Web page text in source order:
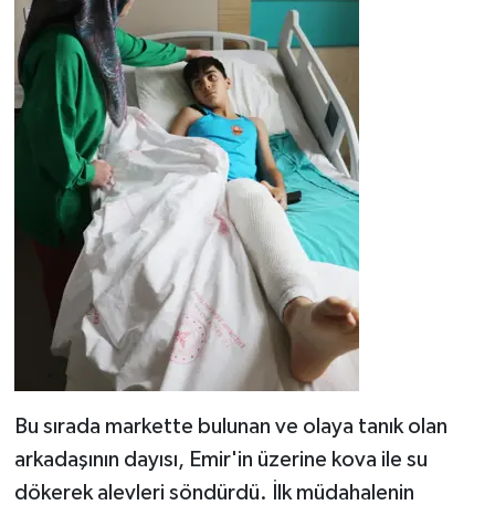
Bu sırada markette bulunan ve olaya tanık olan
arkadaşının dayısı, Emir'in üzerine kova ile su
dökerek alevleri söndürdü. İlk müdahalenin